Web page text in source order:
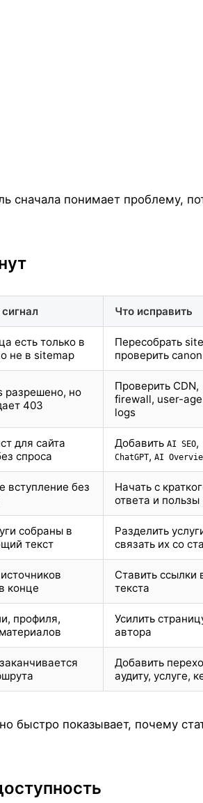
сначала понимает проблему,
Что исправить
есть только в
не в sitemap
Пересобрать
проверить
разрешено, но
403
Проверить CDN,
firewall, user-
logs
для сайта
спроса
Добавить AI SEO,
ChatGPT, AI
вступление без
Начать с
ответа и пользы
собраны в
текст
Разделить
связать их со
конце
Ставить ссылки
текста
профиля,
Усилить
автора
Добавить
аудиту, услуге,
быстро показывает, почему